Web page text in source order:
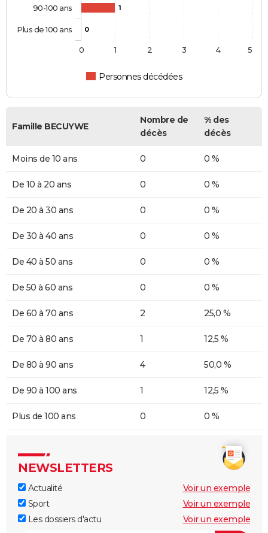
1
0
Personnes décédées
90-100 ans
Plus de 100 ans
0 1 2 3 4 5
Famille BECUYWE
Nombre de
décès
% des
décès
Moins de 10 ans 0 0 %
De 10 à 20 ans 0 0 %
De 20 à 30 ans 0 0 %
De 30 à 40 ans 0 0 %
De 40 à 50 ans 0 0 %
De 50 à 60 ans 0 0 %
De 60 à 70 ans 2 25,0 %
De 70 à 80 ans 1 12,5 %
De 80 à 90 ans 4 50,0 %
De 90 à 100 ans 1 12,5 %
Plus de 100 ans 0 0 %
NEWSLETTERS
Actualité
Voir un exemple
Sport
Voir un exemple
Les dossiers d'actu
Voir un exemple